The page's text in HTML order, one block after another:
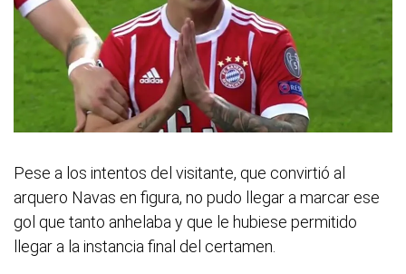
Pese a los intentos del visitante, que convirtió al
arquero Navas en figura, no pudo llegar a marcar ese
gol que tanto anhelaba y que le hubiese permitido
llegar a la instancia final del certamen.